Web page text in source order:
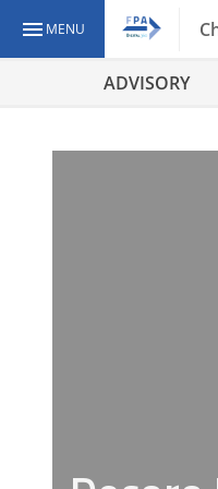
MENU
ADVISORY